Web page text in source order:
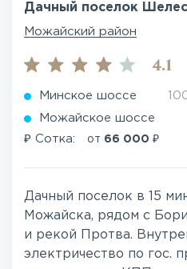
Дачный поселок
Можайский район
4.1
Минское шоссе
Можайское шоссе
₽ Сотка: от 66 000 ₽
Дачный поселок в 15
Можайска, рядом с
и рекой Протва.
электричество по гос.